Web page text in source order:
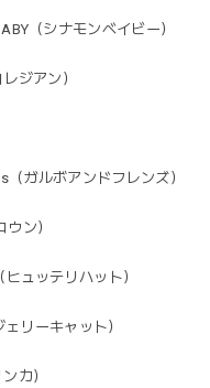
（シナモンベイビー）
ジアン）
ガルボアンドフレンズ）
ウン）
ヒュッテリハット）
ェリーキャット）
カ）